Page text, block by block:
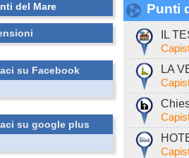
del Mare
su Facebook
su google plus
Punti
IL
LA